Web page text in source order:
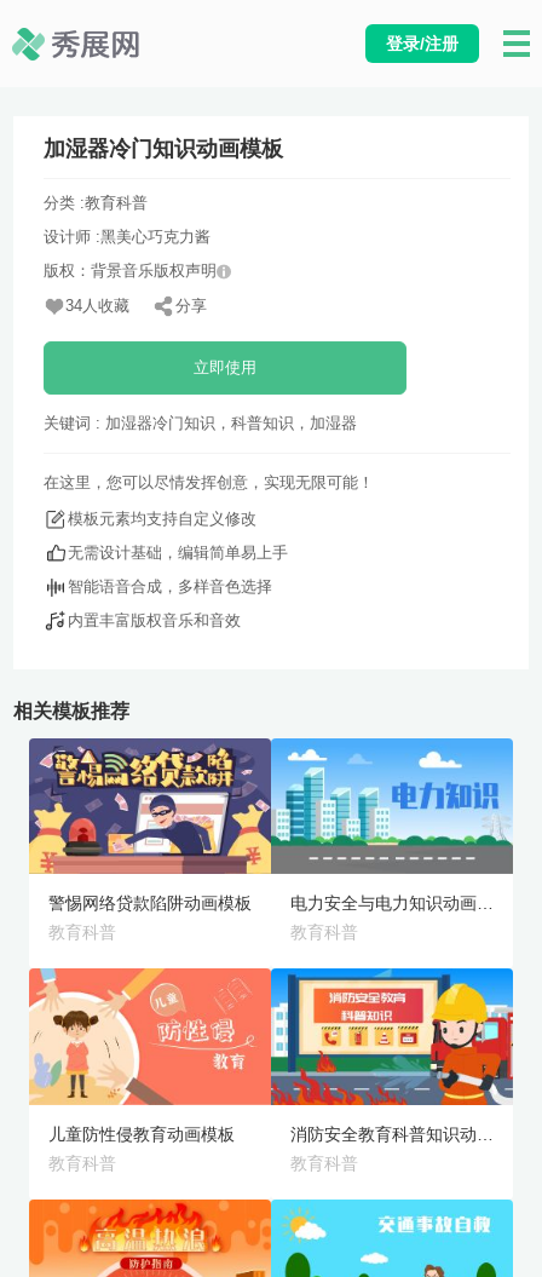
登录/注册
加湿器冷门知识动画模板
分类 :教育科普
设计师 :黑美心巧克力酱
版权：背景音乐版权声明
34人收藏
分享
立即使用
关键词 : 加湿器冷门知识，科普知识，加湿器
在这里，您可以尽情发挥创意，实现无限可能！
模板元素均支持自定义修改
无需设计基础，编辑简单易上手
智能语音合成，多样音色选择
内置丰富版权音乐和音效
相关模板推荐
旗舰版
预览
警惕网络贷款陷阱动画模板
教育科普
高级版
预览
电力安全与电力知识动画模板
教育科普
旗舰版
预览
儿童防性侵教育动画模板
教育科普
旗舰版
预览
教育科普
旗舰版
预览
旗舰版
预览